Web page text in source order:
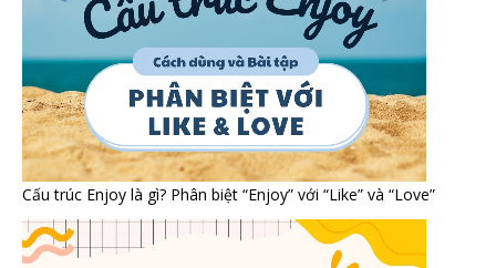
Cấu trúc Enjoy là gì? Phân biệt “Enjoy” với “Like” và “Love”